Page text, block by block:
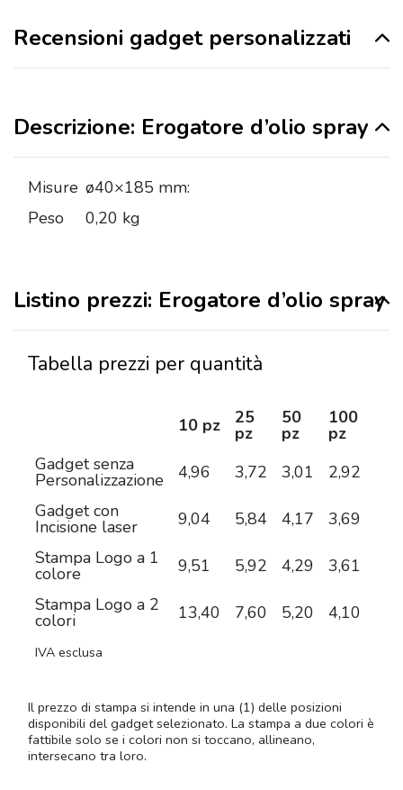
Recensioni gadget personalizzati
Descrizione: Erogatore d’olio spray
Misure ø40×185 mm:
Peso
0,20 kg
Listino prezzi: Erogatore d’olio spray
Tabella prezzi per quantità
10 pz 25
pz
50
pz
100
pz
Gadget senza
Personalizzazione 4,96 3,72 3,01 2,92
Gadget con
Incisione laser 9,04 5,84 4,17 3,69
Stampa Logo a 1
colore 9,51 5,92 4,29 3,61
Stampa Logo a 2
colori 13,40 7,60 5,20 4,10
IVA esclusa
Il prezzo di stampa si intende in una (1) delle posizioni
disponibili del gadget selezionato. La stampa a due colori è
fattibile solo se i colori non si toccano, allineano,
intersecano tra loro.